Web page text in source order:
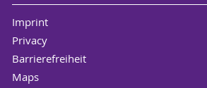
Imprint
Privacy
Barrierefreiheit
Maps